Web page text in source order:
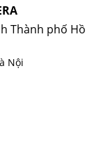
Thành phố Hồ
Nội